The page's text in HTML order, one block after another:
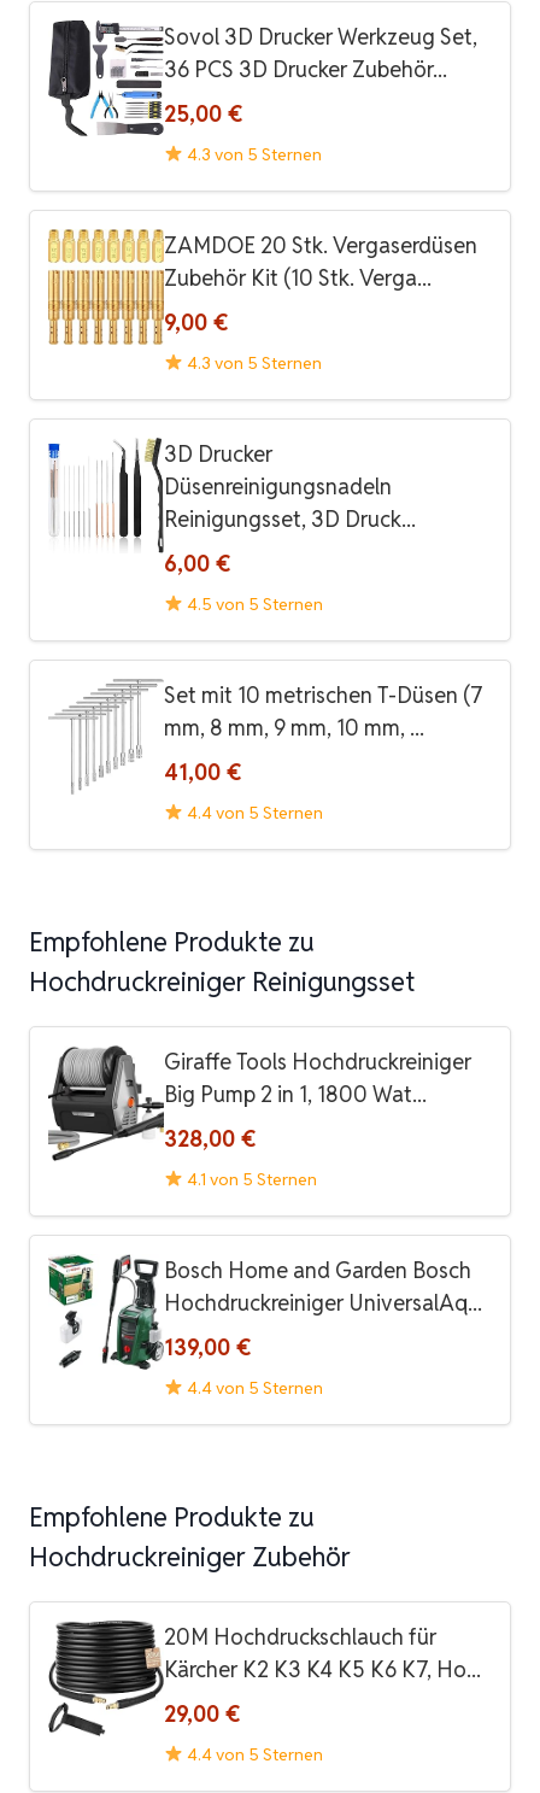
Sovol 3D Drucker Werkzeug Set,
36 PCS 3D Drucker Zubehör...
25,00 €
4.3 von 5 Sternen
ZAMDOE 20 Stk. Vergaserdüsen
Zubehör Kit (10 Stk. Verga...
9,00 €
4.3 von 5 Sternen
3D Drucker
Düsenreinigungsnadeln
Reinigungsset, 3D Druck...
6,00 €
4.5 von 5 Sternen
Set mit 10 metrischen T-Düsen (7
mm, 8 mm, 9 mm, 10 mm, ...
41,00 €
4.4 von 5 Sternen
Empfohlene Produkte zu
Hochdruckreiniger Reinigungsset
Giraffe Tools Hochdruckreiniger
Big Pump 2 in 1, 1800 Wat...
328,00 €
4.1 von 5 Sternen
Bosch Home and Garden Bosch
Hochdruckreiniger UniversalAq...
139,00 €
4.4 von 5 Sternen
Empfohlene Produkte zu
Hochdruckreiniger Zubehör
20M Hochdruckschlauch für
Kärcher K2 K3 K4 K5 K6 K7, Ho...
29,00 €
4.4 von 5 Sternen